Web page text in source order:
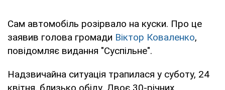
Сам автомобіль розірвало на куски. Про це
заявив голова громади Віктор Коваленко,
повідомляє видання "Суспільне".
Надзвичайна ситуація трапилася у суботу, 24
квітня, близько обіду. Двоє 30-річних